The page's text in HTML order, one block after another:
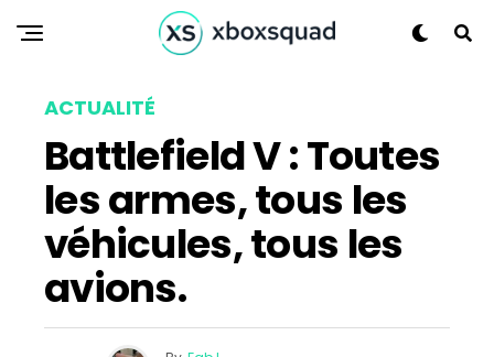
ACTUALITÉ
Battlefield V : Toutes
les armes, tous les
véhicules, tous les
avions.